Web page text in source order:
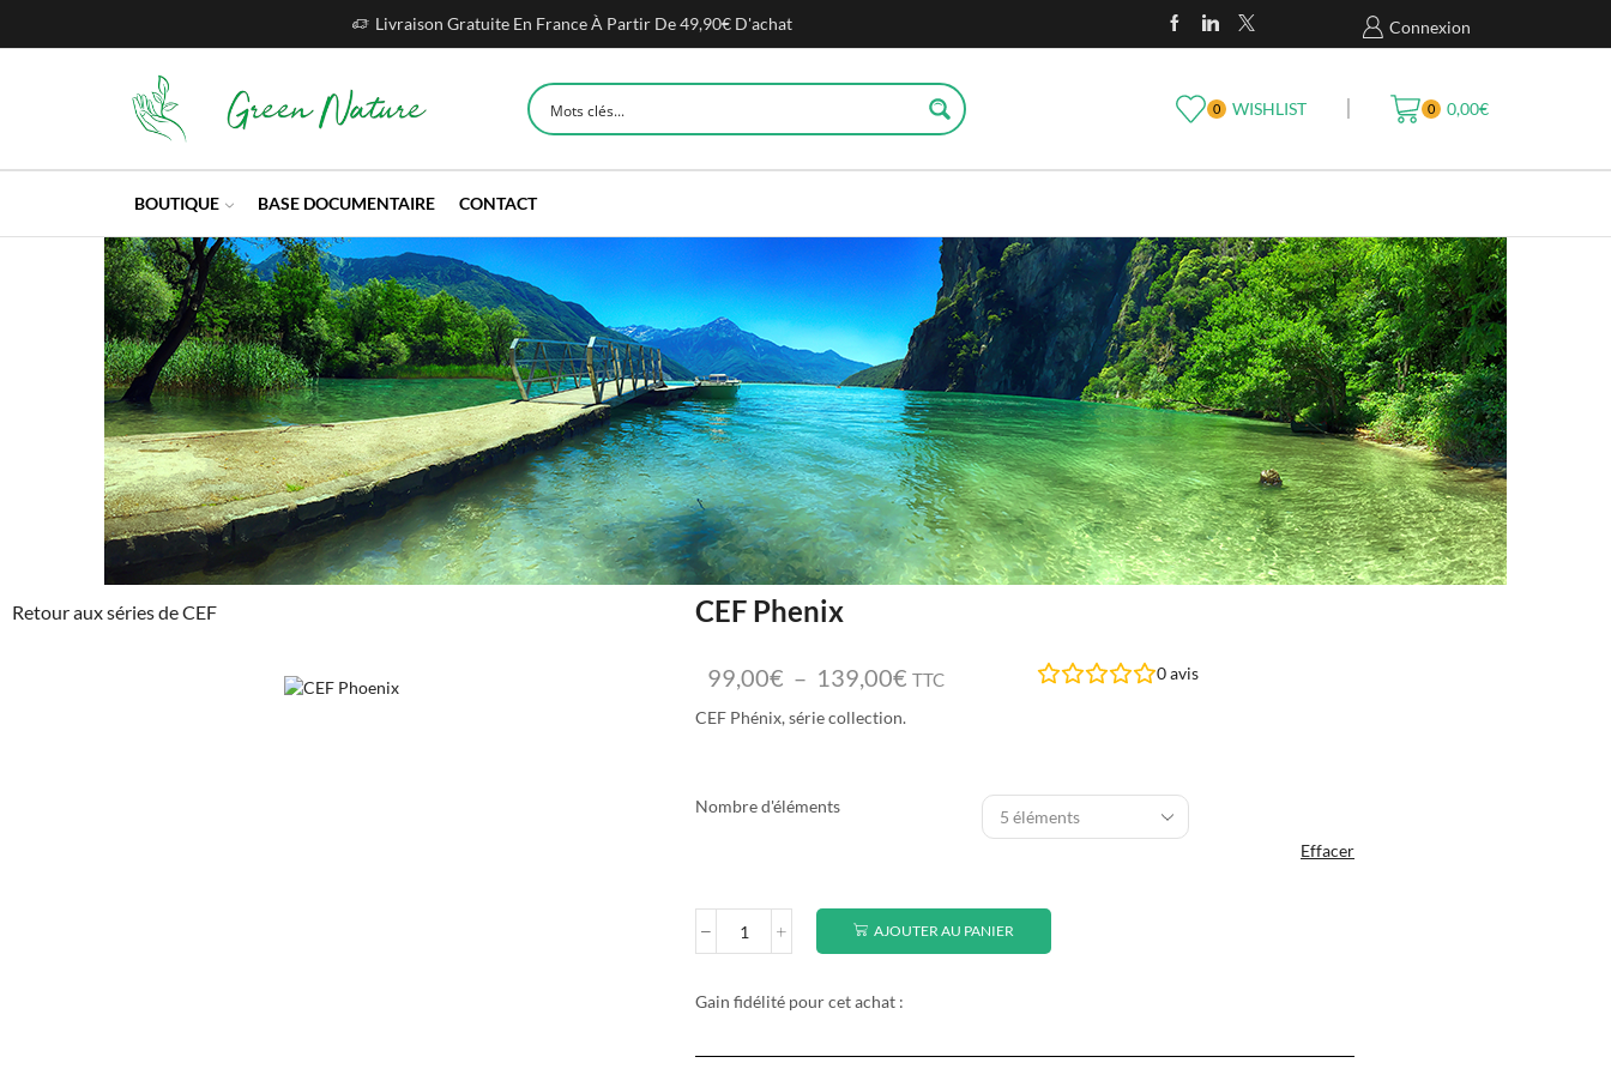
Livraison Gratuite En France À Partir De 49,90€ D'achat Livraison Par Colissimo 48H Ou UPS
Connexion
0 WISHLIST 0 0,00€
BOUTIQUE BASE DOCUMENTAIRE CONTACT
Retour aux séries de CEF CEF Phenix
99,00€ – 139,00€ TTC 0avis
CEF Phénix, série collection.
Nombre d'éléments
Effacer
AJOUTER AU PANIER
Gain fidélité pour cet achat :